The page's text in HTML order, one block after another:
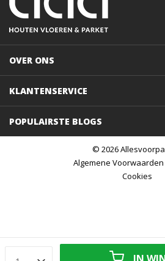
OVER ONS
KLANTENSERVICE
POPULAIRSTE BLOGS
© 2026
Algemene Voorwaarden
Cookies